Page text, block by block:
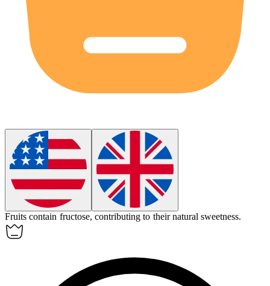
Fruits contain fructose, contributing to their natural sweetness.